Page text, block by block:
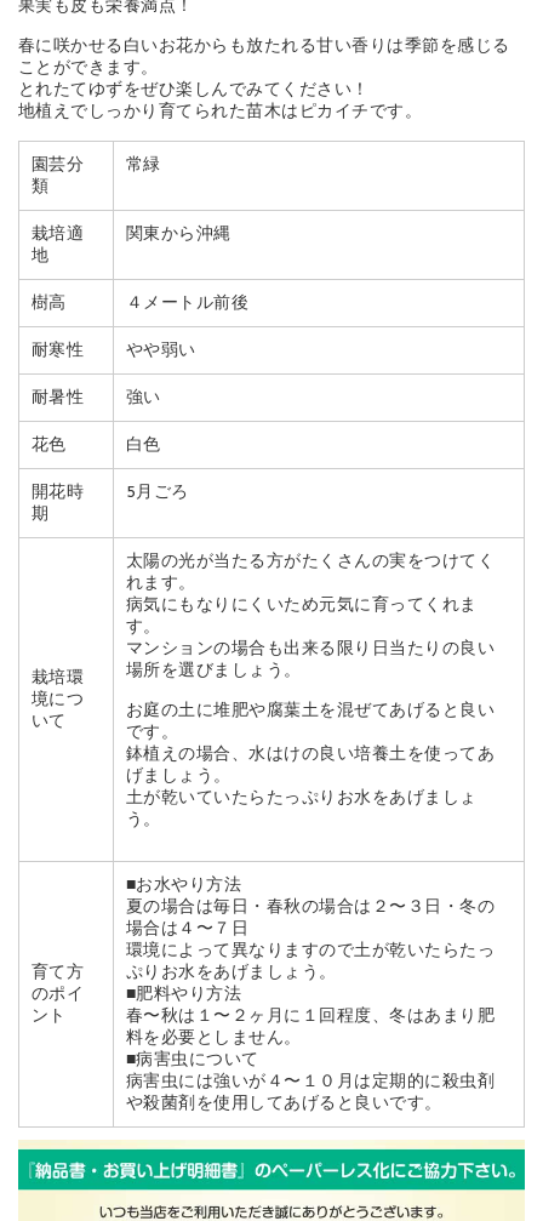
果実も皮も栄養満点！
春に咲かせる白いお花からも放たれる甘い香りは季節を感じる
ことができます。
とれたてゆずをぜひ楽しんでみてください！
地植えでしっかり育てられた苗木はピカイチです。
園芸分
類
常緑
栽培適
地
関東から沖縄
樹高 ４メートル前後
耐寒性 やや弱い
耐暑性 強い
花色 白色
開花時
期
5月ごろ
栽培環
境につ
いて
太陽の光が当たる方がたくさんの実をつけてく
れます。
病気にもなりにくいため元気に育ってくれま
す。
マンションの場合も出来る限り日当たりの良い
場所を選びましょう。
お庭の土に堆肥や腐葉土を混ぜてあげると良い
です。
鉢植えの場合、水はけの良い培養土を使ってあ
げましょう。
土が乾いていたらたっぷりお水をあげましょ
う。
育て方
のポイ
ント
■お水やり方法
夏の場合は毎日・春秋の場合は２〜３日・冬の
場合は４〜７日
環境によって異なりますので土が乾いたらたっ
ぷりお水をあげましょう。
■肥料やり方法
春〜秋は１〜２ヶ月に１回程度、冬はあまり肥
料を必要としません。
■病害虫について
病害虫には強いが４〜１０月は定期的に殺虫剤
や殺菌剤を使用してあげると良いです。